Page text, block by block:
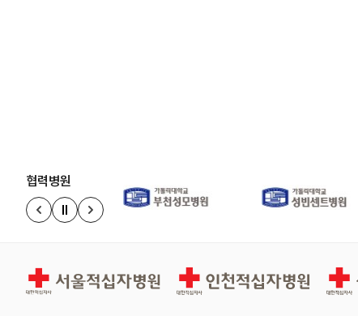
협력병원
이전 슬라이드
정지
다음 슬라이드
서울적십자병원 인천적십자병원 상주